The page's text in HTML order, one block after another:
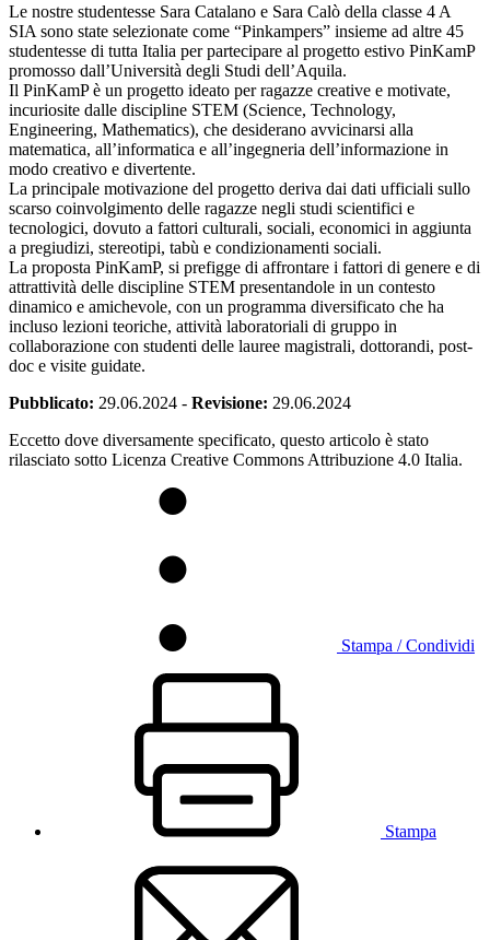
Le nostre studentesse Sara Catalano e Sara Calò della classe 4 A
SIA sono state selezionate come “Pinkampers” insieme ad altre 45
studentesse di tutta Italia per partecipare al progetto estivo PinKamP
promosso dall’Università degli Studi dell’Aquila.
Il PinKamP è un progetto ideato per ragazze creative e motivate,
incuriosite dalle discipline STEM (Science, Technology,
Engineering, Mathematics), che desiderano avvicinarsi alla
matematica, all’informatica e all’ingegneria dell’informazione in
modo creativo e divertente.
La principale motivazione del progetto deriva dai dati ufficiali sullo
scarso coinvolgimento delle ragazze negli studi scientifici e
tecnologici, dovuto a fattori culturali, sociali, economici in aggiunta
a pregiudizi, stereotipi, tabù e condizionamenti sociali.
La proposta PinKamP, si prefigge di affrontare i fattori di genere e di
attrattività delle discipline STEM presentandole in un contesto
dinamico e amichevole, con un programma diversificato che ha
incluso lezioni teoriche, attività laboratoriali di gruppo in
collaborazione con studenti delle lauree magistrali, dottorandi, post-
doc e visite guidate.
Pubblicato: 29.06.2024 - Revisione: 29.06.2024
Eccetto dove diversamente specificato, questo articolo è stato
rilasciato sotto Licenza Creative Commons Attribuzione 4.0 Italia.
Stampa / Condividi
Stampa